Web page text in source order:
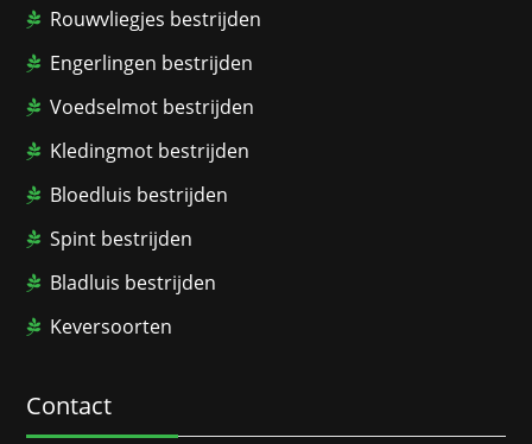
Rouwvliegjes bestrijden
Engerlingen bestrijden
Voedselmot bestrijden
Kledingmot bestrijden
Bloedluis bestrijden
Spint bestrijden
Bladluis bestrijden
Keversoorten
Contact